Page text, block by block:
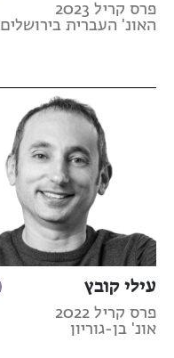
פרס קריל 2023
האונ' העברית בירושלים
עילי קובץ
פרס קריל 2022
אונ' בן-גוריון